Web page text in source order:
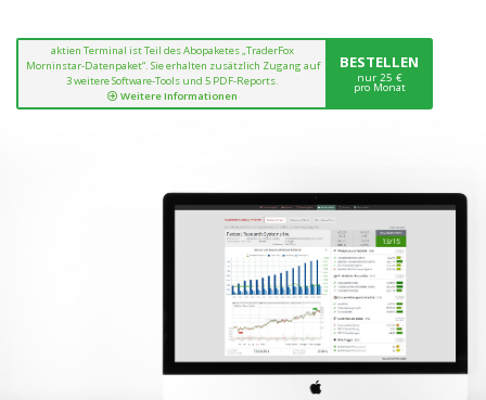
aktien Terminal ist Teil des Abopaketes „TraderFox
Morninstar-Datenpaket“. Sie erhalten zusätzlich Zugang auf
3 weitere Software-Tools und 5 PDF-Reports.
Weitere Informationen
BESTELLEN
nur 25 €
pro Monat